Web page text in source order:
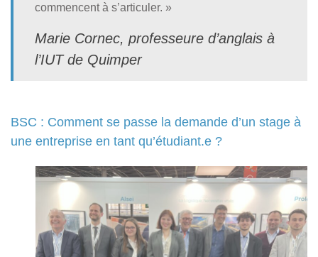
commencent à s’articuler. »
Marie Cornec, professeure d’anglais à
l’IUT de Quimper
BSC : Comment se passe la demande d’un stage à
une entreprise en tant qu’étudiant.e ?